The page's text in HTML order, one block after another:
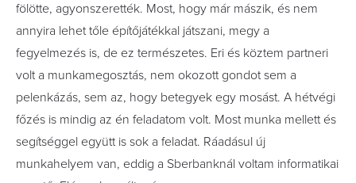
fölötte, agyonszerették. Most, hogy már mászik, és nem
annyira lehet tőle építőjátékkal játszani, megy a
fegyelmezés is, de ez természetes. Eri és köztem partneri
volt a munkamegosztás, nem okozott gondot sem a
pelenkázás, sem az, hogy betegyek egy mosást. A hétvégi
főzés is mindig az én feladatom volt. Most munka mellett és
segítséggel együtt is sok a feladat. Ráadásul új
munkahelyem van, eddig a Sberbanknál voltam informatikai